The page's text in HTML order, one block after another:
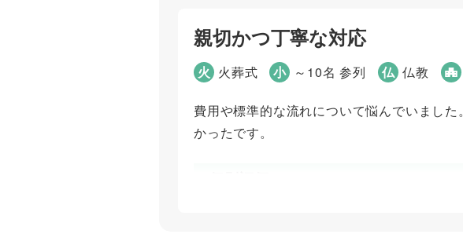
高野 孝徳
親切かつ丁寧な対応
火 火葬式 小 ～10名 参列 仏 仏教
費用や標準的な流れについて悩んでいまし
かったです。